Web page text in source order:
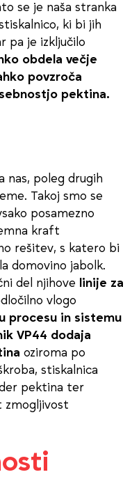
se je naša stranka
ki bi jih
pa je izključilo
obdela večje
povzroča
pektina.
nas, poleg drugih
Takoj smo se
posamezno
kraft
rešitev, s katero bi
domovino jabolk.
del njihove linije za
vlogo
procesu in sistemu
VP44 dodaja
oziroma po
stiskalnica
pektina ter
zmogljivost